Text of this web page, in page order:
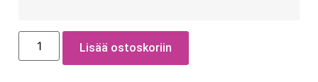
Lisää ostoskoriin